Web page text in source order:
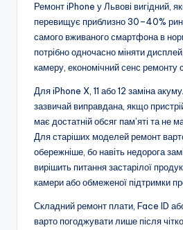
Ремонт iPhone у Львові вигідний,
перевищує приблизно 30–40%
самого вживаного смартфона в
потрібно одночасно міняти
камеру, економічний сенс ремонту
Для iPhone X, 11 або 12 заміна
зазвичай виправдана, якщо
має достатній обсяг пам’яті та не
Для старіших моделей ремонт
обережніше, бо навіть недорога
вирішить питання застарілої
камери або обмеженої підтримки
Складний ремонт плати, Face ID
варто погоджувати лише після